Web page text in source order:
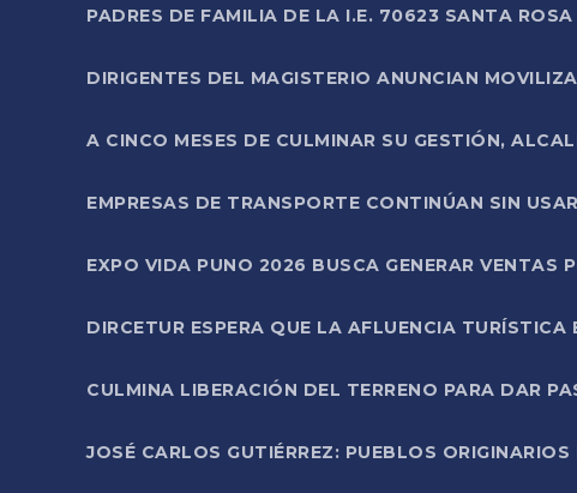
PADRES DE FAMILIA DE LA I.E. 70623 SANTA
DIRIGENTES DEL MAGISTERIO ANUNCIAN
A CINCO MESES DE CULMINAR SU GESTIÓN,
EMPRESAS DE TRANSPORTE CONTINÚAN SIN
EXPO VIDA PUNO 2026 BUSCA GENERAR VENTAS
DIRCETUR ESPERA QUE LA AFLUENCIA
CULMINA LIBERACIÓN DEL TERRENO PARA DAR
JOSÉ CARLOS GUTIÉRREZ: PUEBLOS